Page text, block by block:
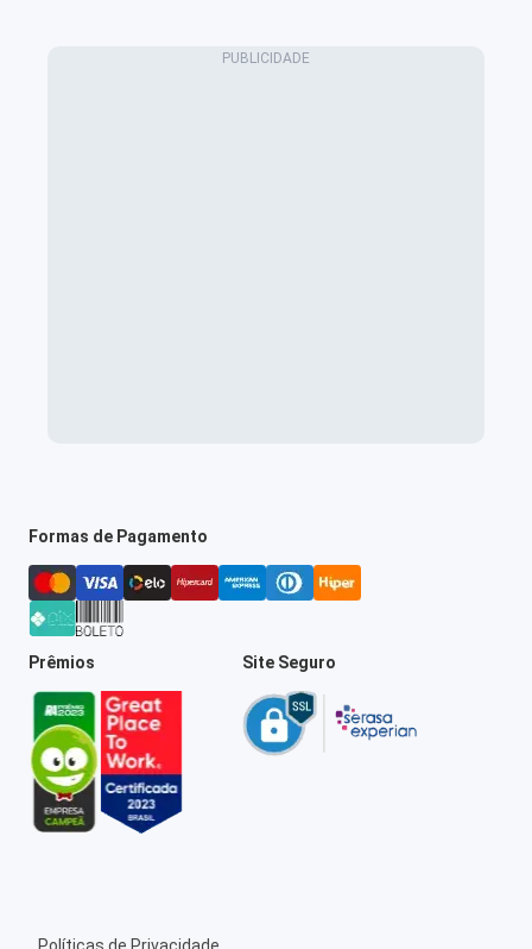
Formas de Pagamento
Prêmios Site Seguro
Políticas de Privacidade